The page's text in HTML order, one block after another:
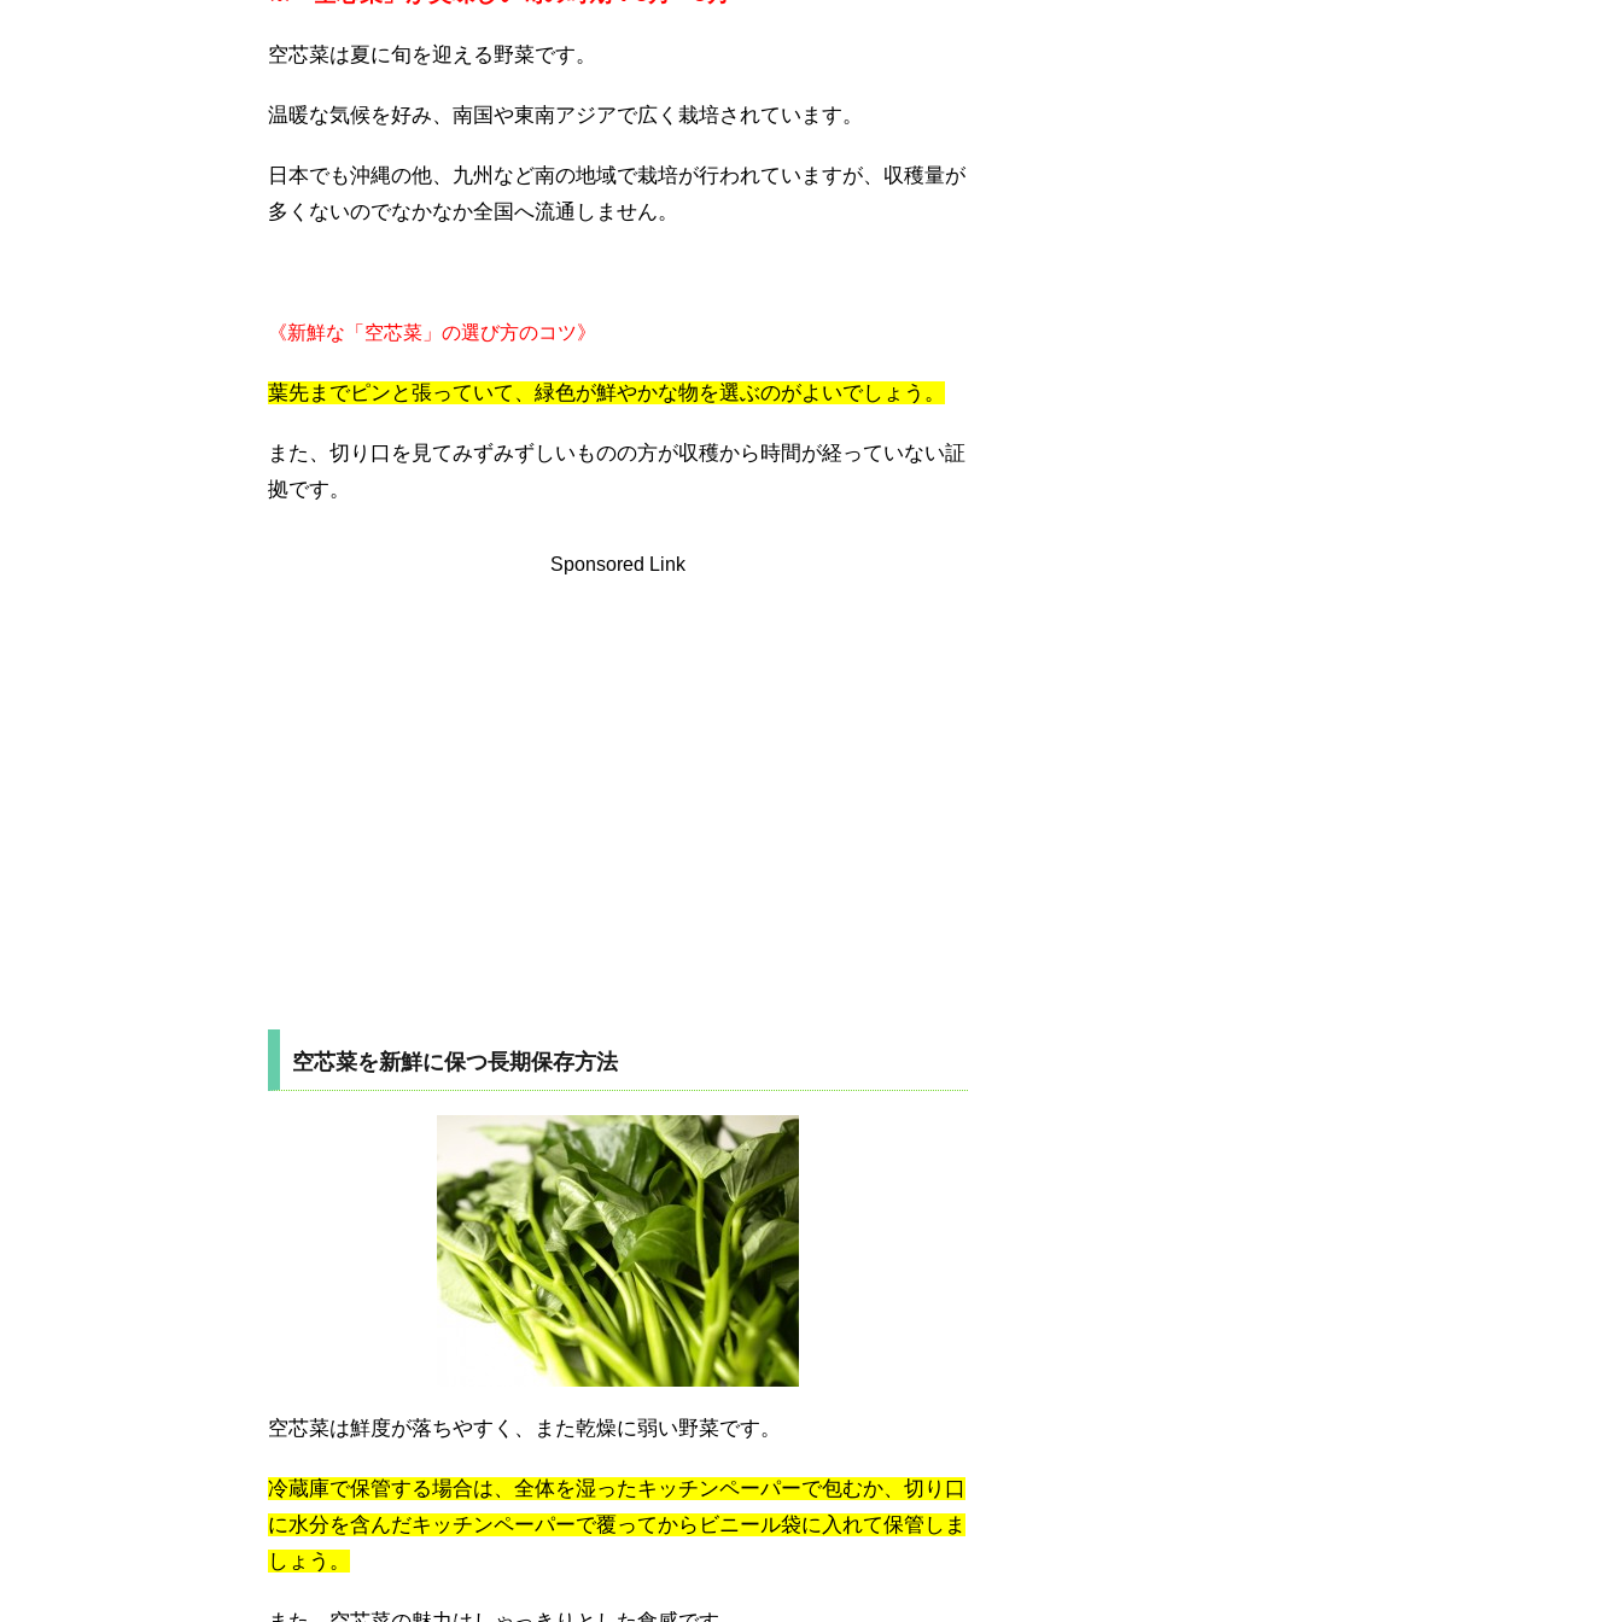
空芯菜は夏に旬を迎える野菜です。
温暖な気候を好み、南国や東南アジアで広く栽培されています。
日本でも沖縄の他、九州など南の地域で栽培が行われていますが、収穫量が
多くないのでなかなか全国へ流通しません。
《新鮮な「空芯菜」の選び方のコツ》
葉先までピンと張っていて、緑色が鮮やかな物を選ぶのがよいでしょう。
また、切り口を見てみずみずしいものの方が収穫から時間が経っていない証
拠です。
Sponsored Link
空芯菜を新鮮に保つ長期保存方法
空芯菜は鮮度が落ちやすく、また乾燥に弱い野菜です。
冷蔵庫で保管する場合は、全体を湿ったキッチンペーパーで包むか、切り口
に水分を含んだキッチンペーパーで覆ってからビニール袋に入れて保管しま
しょう。